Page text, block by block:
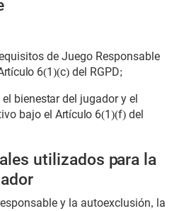
de Juego Responsable
6(1)(c) del RGPD;
bienestar del jugador y el
bajo el Artículo 6(1)(f) del
utilizados para la
y la autoexclusión, la